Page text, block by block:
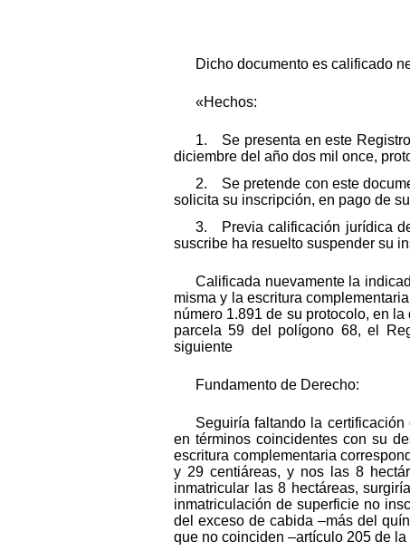
Dicho documento es calificado
«Hechos:
1. Se presenta en este
diciembre del año dos mil once,
2. Se pretende con este
solicita su inscripción, en pago de
3. Previa calificación jurídica
suscribe ha resuelto suspender su
Calificada nuevamente la
misma y la escritura
número 1.891 de su protocolo, en
parcela 59 del polígono 68, el
siguiente
Fundamento de Derecho:
Seguiría faltando la
en términos coincidentes con su
escritura complementaria
y 29 centiáreas, y nos las 8
inmatricular las 8 hectáreas,
inmatriculación de superficie no
del exceso de cabida –más del
que no coinciden –artículo 205 de